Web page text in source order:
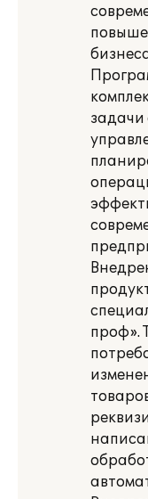
задачи
проф».